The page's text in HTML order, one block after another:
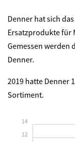
Denner hat sich
Ersatzprodukte für
Gemessen werden
Denner.
2019 hatte Denner
Sortiment.
12
14